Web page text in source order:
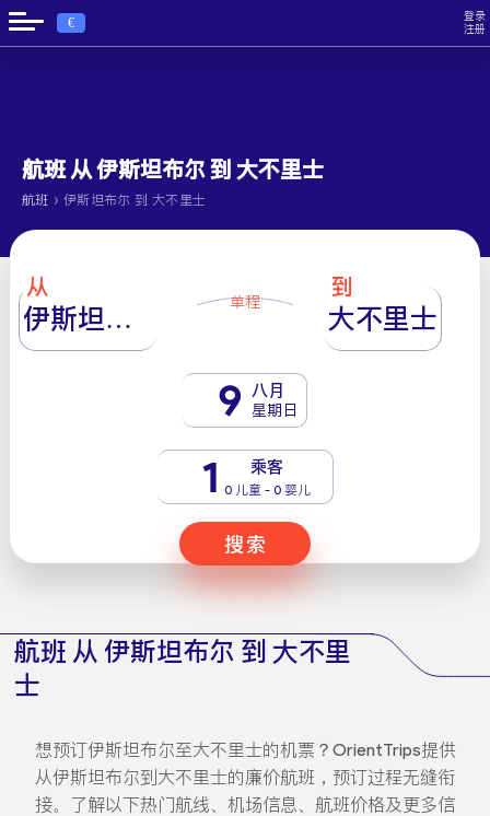
€
登录
注册
航班 从 伊斯坦布尔 到 大不里士
航班 › 伊斯坦布尔 到 大不里士
从
伊斯坦布尔 单程
到
大不里士
9 八月
星期日
1 乘客
0 儿童 - 0 婴儿
搜索
航班 从 伊斯坦布尔 到 大不里
士
想预订伊斯坦布尔至大不里士的机票？OrientTrips提供
从伊斯坦布尔到大不里士的廉价航班，预订过程无缝衔
接。了解以下热门航线、机场信息、航班价格及更多信